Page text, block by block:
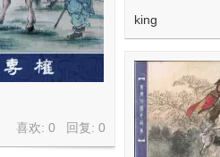
king
喜欢: 0 回复: 0